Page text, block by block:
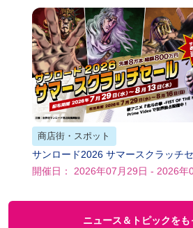
商店街・スポット
サンロード2026 サマースクラッチセ
開催日： 2026年07月29日 - 2026年
ニュース＆トピックをも